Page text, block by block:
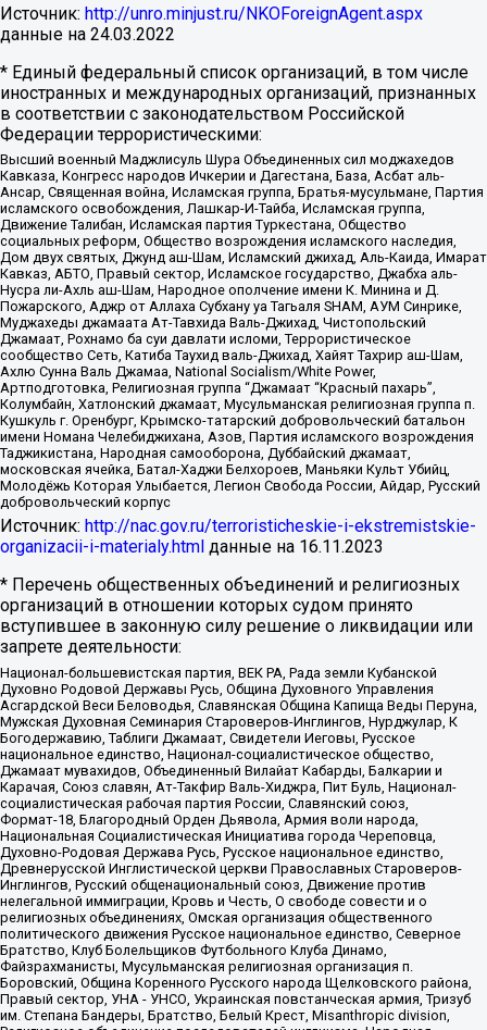
Источник: http://unro.minjust.ru/NKOForeignAgent.aspx
данные на 24.03.2022
* Единый федеральный список организаций, в том числе
иностранных и международных организаций, признанных
в соответствии с законодательством Российской
Федерации террористическими:
Высший военный Маджлисуль Шура Объединенных сил моджахедов
Кавказа, Конгресс народов Ичкерии и Дагестана, База, Асбат аль-
Ансар, Священная война, Исламская группа, Братья-мусульмане, Партия
исламского освобождения, Лашкар-И-Тайба, Исламская группа,
Движение Талибан, Исламская партия Туркестана, Общество
социальных реформ, Общество возрождения исламского наследия,
Дом двух святых, Джунд аш-Шам, Исламский джихад, Аль-Каида, Имарат
Кавказ, АБТО, Правый сектор, Исламское государство, Джабха аль-
Нусра ли-Ахль аш-Шам, Народное ополчение имени К. Минина и Д.
Пожарского, Аджр от Аллаха Субхану уа Тагьаля SHAM, АУМ Синрике,
Муджахеды джамаата Ат-Тавхида Валь-Джихад, Чистопольский
Джамаат, Рохнамо ба суи давлати исломи, Террористическое
сообщество Сеть, Катиба Таухид валь-Джихад, Хайят Тахрир аш-Шам,
Ахлю Сунна Валь Джамаа, National Socialism/White Power,
Артподготовка, Религиозная группа “Джамаат “Красный пахарь”,
Колумбайн, Хатлонский джамаат, Мусульманская религиозная группа п.
Кушкуль г. Оренбург, Крымско-татарский добровольческий батальон
имени Номана Челебиджихана, Азов, Партия исламского возрождения
Таджикистана, Народная самооборона, Дуббайский джамаат,
московская ячейка, Батал-Хаджи Белхороев, Маньяки Культ Убийц,
Молодёжь Которая Улыбается, Легион Свобода России, Айдар, Русский
добровольческий корпус
Источник: http://nac.gov.ru/terroristicheskie-i-ekstremistskie-
organizacii-i-materialy.html данные на 16.11.2023
* Перечень общественных объединений и религиозных
организаций в отношении которых судом принято
вступившее в законную силу решение о ликвидации или
запрете деятельности:
Национал-большевистская партия, ВЕК РА, Рада земли Кубанской
Духовно Родовой Державы Русь, Община Духовного Управления
Асгардской Веси Беловодья, Славянская Община Капища Веды Перуна,
Мужская Духовная Семинария Староверов-Инглингов, Нурджулар, К
Богодержавию, Таблиги Джамаат, Свидетели Иеговы, Русское
национальное единство, Национал-социалистическое общество,
Джамаат мувахидов, Объединенный Вилайат Кабарды, Балкарии и
Карачая, Союз славян, Ат-Такфир Валь-Хиджра, Пит Буль, Национал-
социалистическая рабочая партия России, Славянский союз,
Формат-18, Благородный Орден Дьявола, Армия воли народа,
Национальная Социалистическая Инициатива города Череповца,
Духовно-Родовая Держава Русь, Русское национальное единство,
Древнерусской Инглистической церкви Православных Староверов-
Инглингов, Русский общенациональный союз, Движение против
нелегальной иммиграции, Кровь и Честь, О свободе совести и о
религиозных объединениях, Омская организация общественного
политического движения Русское национальное единство, Северное
Братство, Клуб Болельщиков Футбольного Клуба Динамо,
Файзрахманисты, Мусульманская религиозная организация п.
Боровский, Община Коренного Русского народа Щелковского района,
Правый сектор, УНА - УНСО, Украинская повстанческая армия, Тризуб
им. Степана Бандеры, Братство, Белый Крест, Misanthropic division,